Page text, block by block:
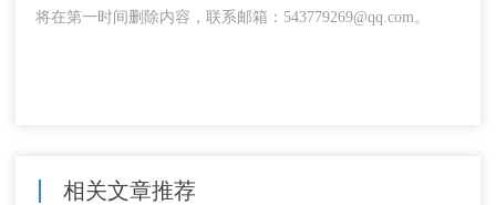
将在第一时间删除内容，联系邮箱：543779269@qq.com。
相关文章推荐